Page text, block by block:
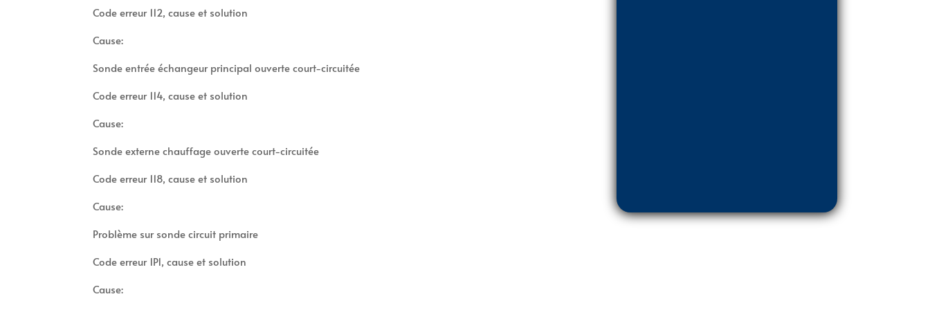
Code erreur 112, cause et solution
Cause:
Sonde entrée échangeur principal ouverte court-circuitée
Code erreur 114, cause et solution
Cause:
Sonde externe chauffage ouverte court-circuitée
Code erreur 118, cause et solution
Cause:
Problème sur sonde circuit primaire
Code erreur 1P1, cause et solution
Cause: